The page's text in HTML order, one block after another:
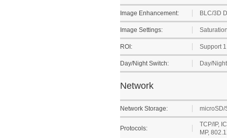
Image Enhancement: BLC/3D
Image Settings:
ROI: Support
Day/Night Switch: Day/
Network
Network Storage: microSD/
Protocols:
TCP/IP,
MP,